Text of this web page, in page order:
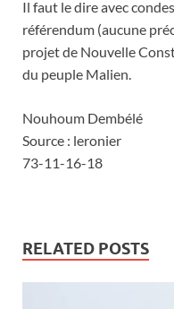
Il faut le dire avec
référendum (aucune
projet de Nouvelle
du peuple Malien.
Nouhoum Dembélé
Source : leronier
73-11-16-18
RELATED POSTS